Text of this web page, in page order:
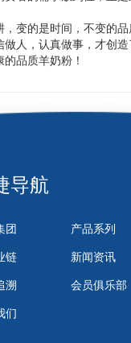
，变的是时间，不变的
做人，认真做事，才创
品质羊奶粉！
导航
团
产品系列
链
新闻资讯
溯
会员俱乐部
们